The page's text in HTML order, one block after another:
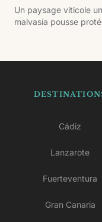
Un paysage viticole
malvasía pousse
Cádiz
Lanzarote
Fuerteventura
Gran Canaria